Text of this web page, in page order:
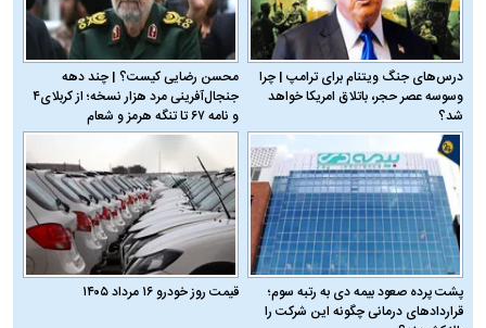
درس‌های جنگ ویتنام برای ترامپ | چرا
وسوسه عصر حجر، باتلاق امریکا خواهد
شد؟
محسن رضایی کیست؟ | چند دهه
جنجال‌آفرینی مرد هزار نسخه؛ از کربلای۴
و نامه ۶۷ تا تنگه هرمز و شعام
پشت پرده صعود بیمه دی به رتبه سوم؛
قراردادهای درمانی چگونه این شرکت را
قیمت روز خودرو ۱۶ مرداد ۱۴۰۵